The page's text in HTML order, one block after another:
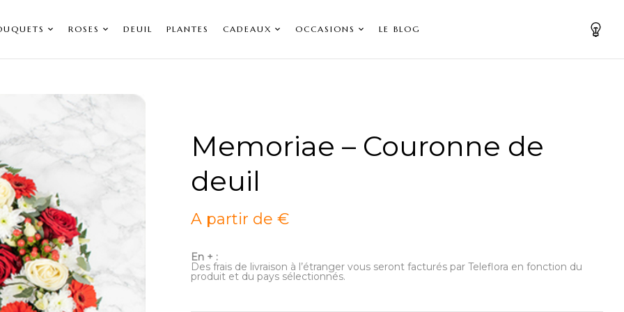
ROSES DEUIL PLANTES CADEAUX OCCASIONS LE BLOG
Memoriae – Couronne de
deuil
A partir de €
En + :
Des frais de livraison à l’étranger vous seront facturés par Teleflora en fonction du
produit et du pays sélectionnés.